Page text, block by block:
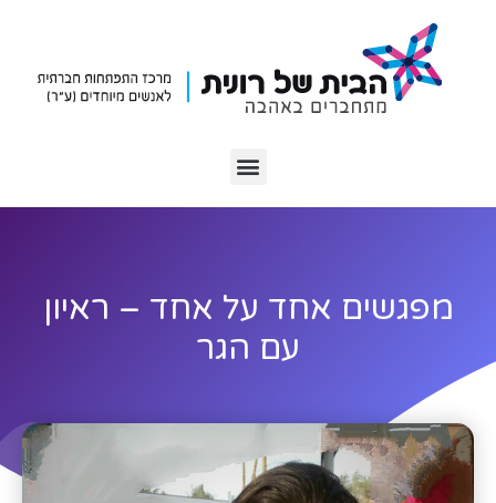
מפגשים אחד על אחד – ראיון
עם הגר